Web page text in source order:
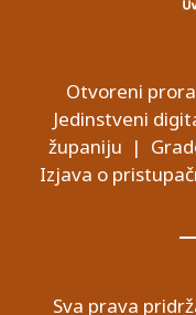
Otvoreni
Jedinstveni
županiju |
Izjava o
Sva prava